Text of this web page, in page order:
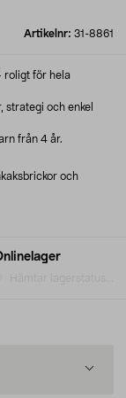
Artikelnr: 31-8861
roligt för hela
strategi och enkel
från 4 år.
och